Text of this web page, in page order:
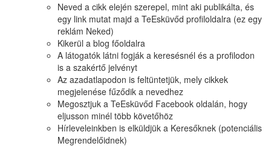
Neved a cikk elején szerepel, mint aki publikálta, és
egy link mutat majd a TeEsküvőd profiloldalra (ez egy
reklám Neked)
Kikerül a blog főoldalra
A látogatók látni fogják a keresésnél és a profilodon
is a szakértő jelvényt
Az azadatlapodon is feltüntetjük, mely cikkek
megjelenése fűződik a nevedhez
Megosztjuk a TeEsküvőd Facebook oldalán, hogy
eljusson minél több követőhöz
Hírleveleinkben is elküldjük a Keresőknek (potenciális
Megrendelőidnek)